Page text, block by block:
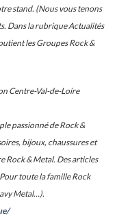
stand. (Nous vous tenons
Dans la rubrique Actualités
les Groupes Rock &
Centre-Val-de-Loire
passionné de Rock &
bijoux, chaussures et
Rock & Metal. Des articles
toute la famille Rock
Metal…).